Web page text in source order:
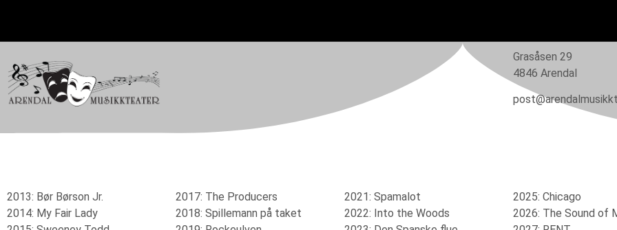
Grasåsen 29
4846 Arendal
2013: Bør Børson Jr.
2014: My Fair Lady
2017: The Producers
2018: Spillemann på taket
2021: Spamalot
2022: Into the Woods
2025: Chicago
2026: The Sound of